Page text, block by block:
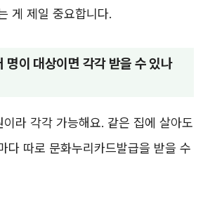
게 제일 중요합니다.
명이 대상이면 각각 받을 수 있나
라 각각 가능해요. 같은 집에 살아도
다 따로 문화누리카드발급을 받을 수